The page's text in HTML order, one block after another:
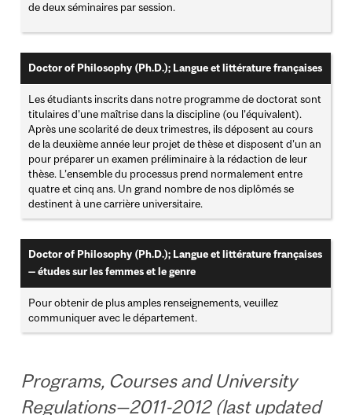
de deux séminaires par session.
Doctor of Philosophy (Ph.D.); Langue et littérature françaises
Les étudiants inscrits dans notre programme de doctorat sont
titulaires d’une maîtrise dans la discipline (ou l’équivalent).
Après une scolarité de deux trimestres, ils déposent au cours
de la deuxième année leur projet de thèse et disposent d’un an
pour préparer un examen préliminaire à la rédaction de leur
thèse. L’ensemble du processus prend normalement entre
quatre et cinq ans. Un grand nombre de nos diplômés se
destinent à une carrière universitaire.
Doctor of Philosophy (Ph.D.); Langue et littérature françaises
— études sur les femmes et le genre
Pour obtenir de plus amples renseignements, veuillez
communiquer avec le département.
Programs, Courses and University
Regulations—2011-2012 (last updated